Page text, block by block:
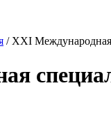
/ XXI Международная